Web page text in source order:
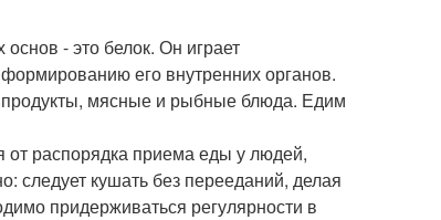
- это белок. Он играет
его внутренних органов.
мясные и рыбные блюда. Едим
от распорядка приема еды у людей,
следует кушать без перееданий, делая
придерживаться регулярности в